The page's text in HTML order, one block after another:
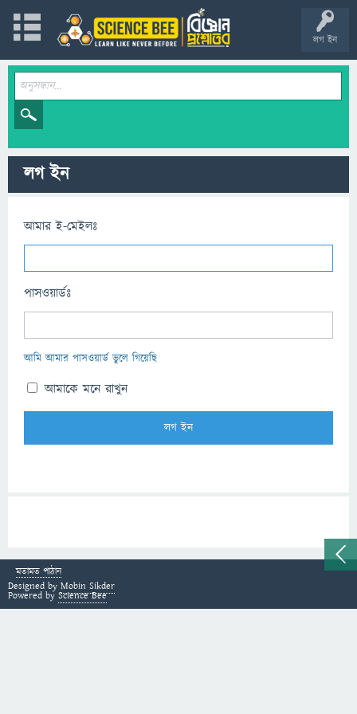
লগ ইন
লগ ইন
আমার ই-মেইলঃ
পাসওয়ার্ডঃ
আমি আমার পাসওয়ার্ড ভুলে গিয়েছি
আমাকে মনে রাখুন
মতামত পাঠান
Designed by Mobin Sikder
Powered by Science Bee